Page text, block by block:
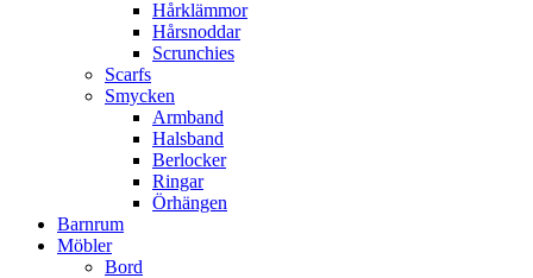
Hårklämmor
Hårsnoddar
Scrunchies
Scarfs
Smycken
Armband
Halsband
Berlocker
Ringar
Örhängen
Barnrum
Möbler
Bord